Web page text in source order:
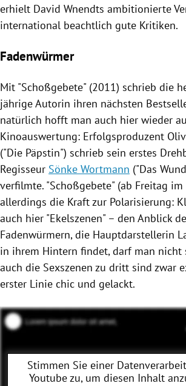
erhielt David Wnendts ambitionierte
international beachtlich gute Kritiken.
Fadenwürmer
Mit "Schoßgebete" (2011) schrieb die
jährige Autorin ihren nächsten
natürlich hofft man auch hier wieder
Kinoauswertung: Erfolgsproduzent
("Die Päpstin") schrieb sein erstes
Regisseur Sönke Wortmann ("Das
verfilmte. "Schoßgebete" (ab Freitag im
allerdings die Kraft zur Polarisierung:
auch hier "Ekelszenen" – den Anblick
Fadenwürmern, die Hauptdarstellerin
in ihrem Hintern findet, darf man nicht
auch die Sexszenen zu dritt sind zwar
erster Linie chic und gelackt.
Stimmen Sie einer
Youtubezu, um diesen Inhalt